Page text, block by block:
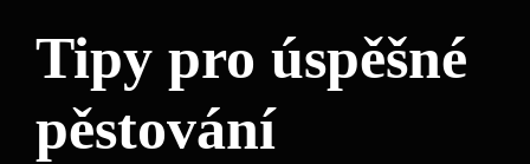
Tipy pro úspěšné
pěstování